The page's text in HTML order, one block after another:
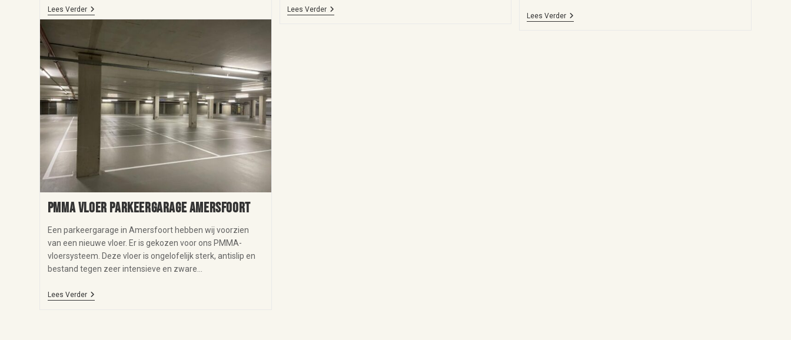
Lees Verder Lees Verder
Lees Verder
PMMA vloer parkeergarage Amersfoort
Een parkeergarage in Amersfoort hebben wij voorzien
van een nieuwe vloer. Er is gekozen voor ons PMMA-
vloersysteem. Deze vloer is ongelofelijk sterk, antislip en
bestand tegen zeer intensieve en zware…
Lees Verder